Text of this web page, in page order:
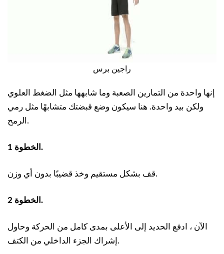
راجين برس
إنها واحدة من التمارين الصعبة وما شابهها مثل الضغط العلوي
ولكن بيد واحدة. هنا سيكون وضع قبضتك متشابهًا مثل رمي
الرمح.
الخطوة 1.
قف بشكل مستقيم وخذ قضيبًا بدون أي وزن.
الخطوة 2.
الآن ، ادفع الحديد إلى الأعلى بمدى كامل من الحركة وحاول
إشراك الجزء الداخلي من الكتف.